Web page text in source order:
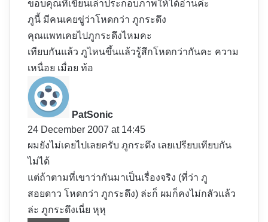
ขอบคุณที่เขียนเล่าประกอบภาพให้ได้อ่านค่ะ
ภูนี้ มีคนเคยขู่ว่าโหดกว่า ภูกระดึง
คุณแพทเคยไปภูกระดึงไหมคะ
เทียบกันแล้ว ภูไหนขึ้นแล้วรู้สึกโหดกว่ากันคะ ความ
เหนื่อย เมื่อย ท้อ
PatSonic
s
:
24 December 2007 at 14:45
ผมยังไม่เคยไปเลยครับ ภูกระดึง เลยเปรียบเทียบกัน
ไม่ได้
แต่ถ้าตามที่เขาว่ากันมาเป็นเรื่องจริง (ที่ว่า ภู
สอยดาว โหดกว่า ภูกระดึง) ล่ะก็ ผมก็คงไม่กลัวแล้ว
ล่ะ ภูกระดึงเนี่ย หุหุ